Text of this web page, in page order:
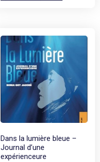
Dans la lumière bleue –
Journal d’une
expérienceure